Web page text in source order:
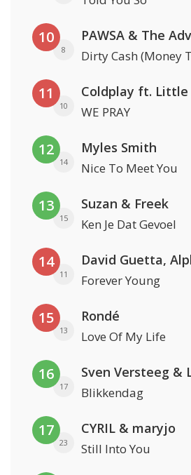
10
8 Dirty Cash (Money
11
10 WE PRAY
12
14
Myles Smith
Nice To Meet You
13
15
Suzan & Freek
Ken Je Dat Gevoel
14
11 Forever Young
15
13
Rondé
Love Of My Life
16
17
Sven Versteeg &
Blikkendag
17
23
CYRIL & maryjo
Still Into You